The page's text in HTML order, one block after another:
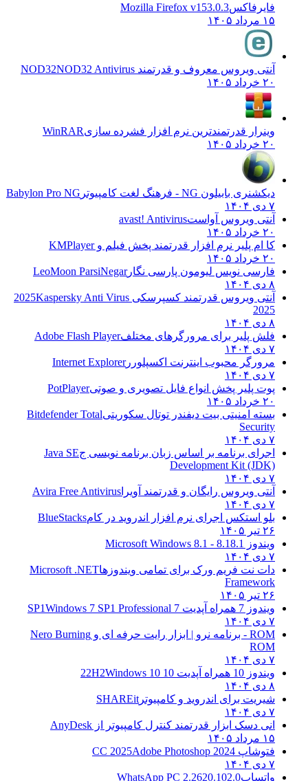
فایرفاکسMozilla Firefox v153.0.3
۱۵ مرداد ۱۴۰۵
آنتی ویروس معروف و قدرتمند NOD32 NOD32 Antivirus
۲۰ خرداد ۱۴۰۵
وینرار قدرتمندترین نرم افزار فشرده سازیWinRAR
۲۰ خرداد ۱۴۰۵
دیکشنری بابیلون NG - فرهنگ لغت کامپیوتر
Babylon Pro NG
۷ دی ۱۴۰۴
آنتی ویروس آواستavast! Antivirus
۲۰ خرداد ۱۴۰۵
کا ام پلیر نرم افزار قدرتمند پخش فیلم وKMPlayer
۲۰ خرداد ۱۴۰۵
فارسی نویس لیومون پارسی نگارLeoMoon ParsiNegar
۸ دی ۱۴۰۴
آنتی ویروس قدرتمند کسپرسکی 2025 Kaspersky Anti Virus
2025
۸ دی ۱۴۰۴
فلش پلیر برای مرورگرهای مختلفAdobe Flash Player
۷ دی ۱۴۰۴
مرورگر محبوب اینترنت اکسپلوررInternet Explorer
۷ دی ۱۴۰۴
پوت پلیر پخش انواع فایل تصویری و صوتیPotPlayer
۲۰ خرداد ۱۴۰۵
بسته امنیتی بیت دیفندر توتال سکوریتیBitdefender Total
Security
۷ دی ۱۴۰۴
اجرای برنامه بر اساس زبان برنامه نویسی جJava SE
Development Kit (JDK)
۷ دی ۱۴۰۴
آنتی ویروس رایگان و قدرتمند آویرا Avira Free Antivirus
۷ دی ۱۴۰۴
بلو استکس اجرای نرم افزار اندروید در کامBlueStacks
۲۶ تیر ۱۴۰۵
ویندوز 8.1
8.1 - Microsoft Windows 8.1
۷ دی ۱۴۰۴
دات نت فریم ورک برای تمامی ویندوزهاMicrosoft .NET
Framework
۲۶ تیر ۱۴۰۵
ویندوز 7 همراه آپدیت 7 SP1
Windows 7 SP1 Professional
۷ دی ۱۴۰۴
ROM - برنامه نرو | ابزار رایت حرفه ای و
Nero Burning
ROM
۷ دی ۱۴۰۴
ویندوز 10 همراه آپدیت 10 22H2
Windows 10
۸ دی ۱۴۰۴
شیریت برای اندروید و کامپیوتر SHAREit
۷ دی ۱۴۰۴
انی دسک ابزار قدرتمند کنترل کامپیوتر از AnyDesk
۱۵ مرداد ۱۴۰۵
فتوشاپ CC 2025 Adobe Photoshop 2024
۷ دی ۱۴۰۴
واتساپWhatsApp PC 2.2620.102.0